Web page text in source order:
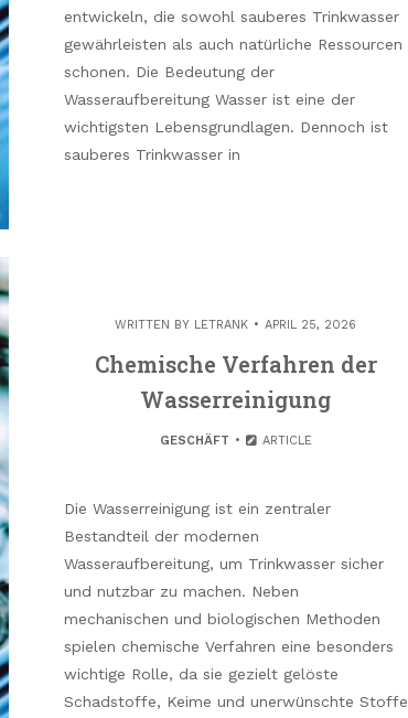
entwickeln, die sowohl sauberes Trinkwasser
gewährleisten als auch natürliche Ressourcen
schonen. Die Bedeutung der
Wasseraufbereitung Wasser ist eine der
wichtigsten Lebensgrundlagen. Dennoch ist
sauberes Trinkwasser in
WRITTEN BY LETRANK APRIL 25, 2026
Chemische Verfahren der
Wasserreinigung
GESCHÄFT ARTICLE
Die Wasserreinigung ist ein zentraler
Bestandteil der modernen
Wasseraufbereitung, um Trinkwasser sicher
und nutzbar zu machen. Neben
mechanischen und biologischen Methoden
spielen chemische Verfahren eine besonders
wichtige Rolle, da sie gezielt gelöste
Schadstoffe, Keime und unerwünschte Stoffe